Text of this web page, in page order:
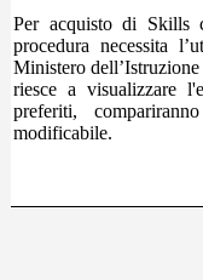
Per acquisto di Skills
procedura necessita
Ministero dell’Istruzione
riesce a visualizzare
preferiti,
modificabile.